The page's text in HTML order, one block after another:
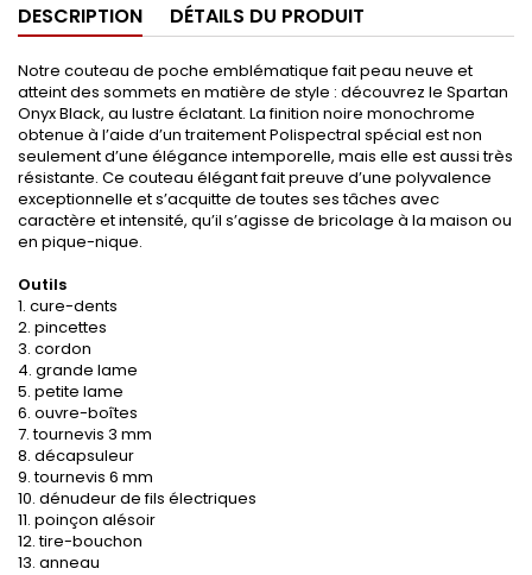
DESCRIPTION DÉTAILS DU PRODUIT
Notre couteau de poche emblématique fait peau neuve et
atteint des sommets en matière de style : découvrez le Spartan
Onyx Black, au lustre éclatant. La finition noire monochrome
obtenue à l’aide d’un traitement Polispectral spécial est non
seulement d’une élégance intemporelle, mais elle est aussi très
résistante. Ce couteau élégant fait preuve d’une polyvalence
exceptionnelle et s’acquitte de toutes ses tâches avec
caractère et intensité, qu’il s’agisse de bricolage à la maison ou
en pique-nique.
Outils
1. cure-dents
2. pincettes
3. cordon
4. grande lame
5. petite lame
6. ouvre-boîtes
7. tournevis 3 mm
8. décapsuleur
9. tournevis 6 mm
10. dénudeur de fils électriques
11. poinçon alésoir
12. tire-bouchon
13. anneau